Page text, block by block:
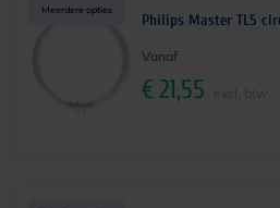
Meerdere opties
Philips Master TL5
Vanaf
€21,55